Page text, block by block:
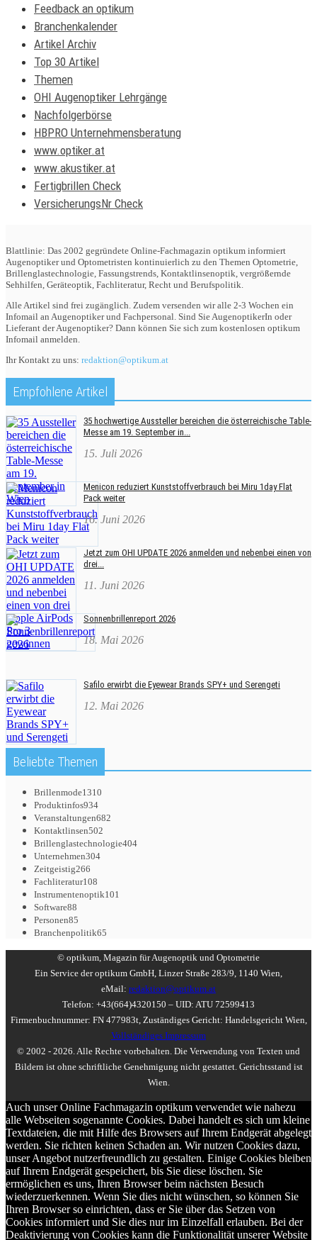
Feedback an optikum
Branchenkalender
Artikel Archiv
Top 30 Artikel
Themen
OHI Augenoptiker Lehrgänge
Nachfolgerbörse
HBPRO Unternehmensberatung
www.optiker.at
www.akustiker.at
Fertigbrillen Check
VersicherungsNr Check
Blattlinie: Das 2002 gegründete Online-Fachmagazin optikum informiert
Augenoptiker und Optometristen kontinuierlich zu den Themen Optometrie,
Brillenglastechnologie, Fassungstrends, Kontaktlinsenoptik, vergrößernde
Sehhilfen, Geräteoptik, Fachliteratur, Recht und Berufspolitik.
Alle Artikel sind frei zugänglich. Zudem versenden wir alle 2-3 Wochen ein
Infomail an Augenoptiker und Fachpersonal. Sind Sie AugenoptikerIn oder
Lieferant der Augenoptiker? Dann können Sie sich zum kostenlosen optikum
Infomail anmelden.
Ihr Kontakt zu uns: redaktion@optikum.at
Empfohlene Artikel
35 hochwertige Aussteller bereichen die österreichische Table-
Messe am 19. September in...
15. Juli 2026
Menicon reduziert Kunststoffverbrauch bei Miru 1day Flat
Pack weiter
16. Juni 2026
Jetzt zum OHI UPDATE 2026 anmelden und nebenbei einen von
drei...
11. Juni 2026
Sonnenbrillenreport 2026
18. Mai 2026
Safilo erwirbt die Eyewear Brands SPY+ und Serengeti
12. Mai 2026
Beliebte Themen
Brillenmode1310
Produktinfos934
Veranstaltungen682
Kontaktlinsen502
Brillenglastechnologie404
Unternehmen304
Zeitgeistig266
Fachliteratur108
Instrumentenoptik101
Software88
Personen85
Branchenpolitik65
© optikum, Magazin für Augenoptik und Optometrie
Ein Service der optikum GmbH, Linzer Straße 283/9, 1140 Wien,
eMail: redaktion@optikum.at
Telefon: +43(664)4320150 – UID: ATU 72599413
Firmenbuchnummer: FN 477983t, Zuständiges Gericht: Handelsgericht Wien,
Vollständiges Impressum
© 2002 - 2026. Alle Rechte vorbehalten. Die Verwendung von Texten und
Bildern ist ohne schriftliche Genehmigung nicht gestattet. Gerichtsstand ist
Wien.
Auch unser Online Fachmagazin optikum verwendet wie nahezu
alle Webseiten sogenannte Cookies. Dabei handelt es sich um kleine
Textdateien, die mit Hilfe des Browsers auf Ihrem Endgerät abgelegt
werden. Sie richten keinen Schaden an. Wir nutzen Cookies dazu,
unser Angebot nutzerfreundlich zu gestalten. Einige Cookies bleiben
auf Ihrem Endgerät gespeichert, bis Sie diese löschen. Sie
ermöglichen es uns, Ihren Browser beim nächsten Besuch
wiederzuerkennen. Wenn Sie dies nicht wünschen, so können Sie
Ihren Browser so einrichten, dass er Sie über das Setzen von
Cookies informiert und Sie dies nur im Einzelfall erlauben. Bei der
Deaktivierung von Cookies kann die Funktionalität unserer Website